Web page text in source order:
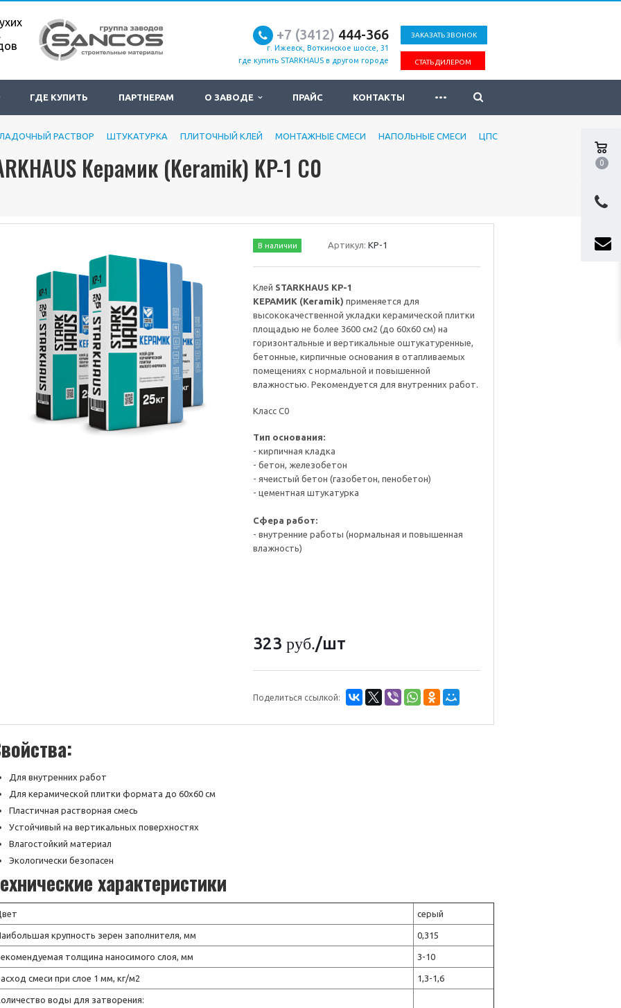
0
ЗАКАЗАТЬ ЗВОНОК
СТАТЬ ДИЛЕРОМ
+7 (3412) 444-366
г. Ижевск, Воткинское шоссе, 31
где купить STARKHAUS в другом городе
ГДЕ КУПИТЬ ПАРТНЕРАМ О ЗАВОДЕ ПРАЙС КОНТАКТЫ ...
РАСТВОР ШТУКАТУРКА ПЛИТОЧНЫЙ КЛЕЙ МОНТАЖНЫЕ СМЕСИ НАПОЛЬНЫЕ СМЕСИ
ЦПС
Керамик (Keramik) KP-1 С0
В наличии Артикул:KР-1
Клей STARKHAUS KP-1
КЕРАМИК (Keramik) применяется для
высококачественной укладки керамической плитки
площадью не более 3600 см2 (до 60х60 см) на
горизонтальные и вертикальные оштукатуренные,
бетонные, кирпичные основания в отапливаемых
помещениях с нормальной и повышенной
влажностью. Рекомендуется для внутренних работ.
Класс С0
Тип основания:
- кирпичная кладка
- бетон, железобетон
- ячеистый бетон (газобетон, пенобетон)
- цементная штукатурка
Сфера работ:
- внутренние работы (нормальная и повышенная
влажность)
323 руб./шт
Поделиться ссылкой:
Для внутренних работ
Для керамической плитки формата до 60х60 см
Пластичная растворная смесь
Устойчивый на вертикальных поверхностях
Влагостойкий материал
Экологически безопасен
характеристики
серый
крупность зерен заполнителя, мм 0,315
толщина наносимого слоя, мм 3-10
смеси при слое 1 мм, кг/м2 1,3-1,6
воды для затворения: